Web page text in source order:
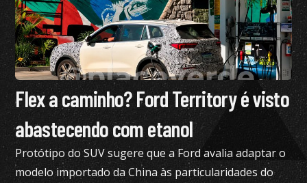
Flex a caminho? Ford Territory é visto
abastecendo com etanol
Protótipo do SUV sugere que a Ford avalia adaptar o
modelo importado da China às particularidades do